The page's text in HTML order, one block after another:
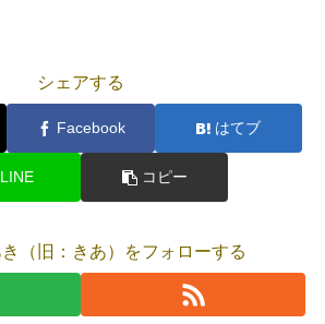
シェアする
Facebook はてブ
LINE コピー
（旧：きあ）をフォローする